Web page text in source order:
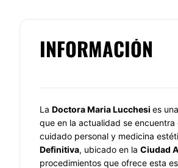
INFORMACIÓN
La Doctora Maria Lucchesi es
que en la actualidad se
cuidado personal y medicina
Definitiva, ubicado en la Ciudad
procedimientos que ofrece esta